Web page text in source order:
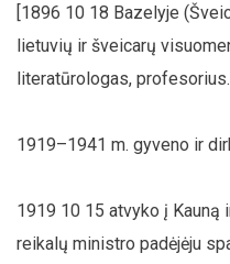
[1896 10 18 Bazelyje
lietuvių ir šveicarų
literatūrologas, profesorius.
1919–1941 m. gyveno ir
1919 10 15 atvyko į Kauną
reikalų ministro padėjėju